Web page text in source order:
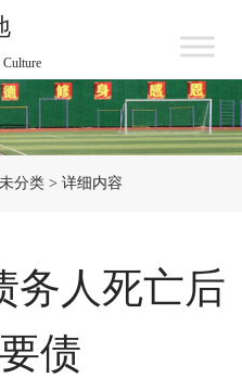
Culture
未分类 > 详细内容
务人死亡后
债